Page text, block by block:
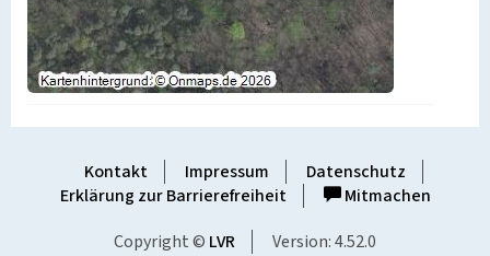
Kontakt Impressum
Datenschutz
Erklärung zur Barrierefreiheit
Mitmachen
Copyright © LVR Version: 4.52.0